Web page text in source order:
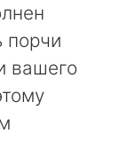
порчи
вашего